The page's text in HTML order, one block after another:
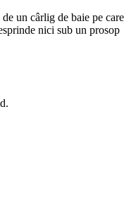
un cârlig de baie pe care
nici sub un prosop